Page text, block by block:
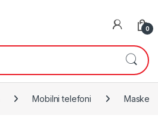
0
Mobilni telefoni Maske